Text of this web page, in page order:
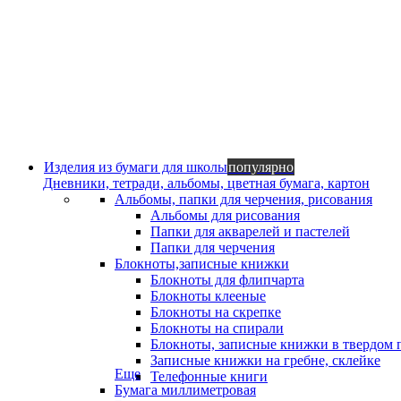
Изделия из бумаги для школыпопулярно
Дневники, тетради, альбомы, цветная бумага, картон
Альбомы, папки для черчения, рисования
Альбомы для рисования
Папки для акварелей и пастелей
Папки для черчения
Блокноты,записные книжки
Блокноты для флипчарта
Блокноты клееные
Блокноты на скрепке
Блокноты на спирали
Блокноты, записные книжки в твердом
Записные книжки на гребне, склейке
Телефонные книги
Еще
Бумага миллиметровая